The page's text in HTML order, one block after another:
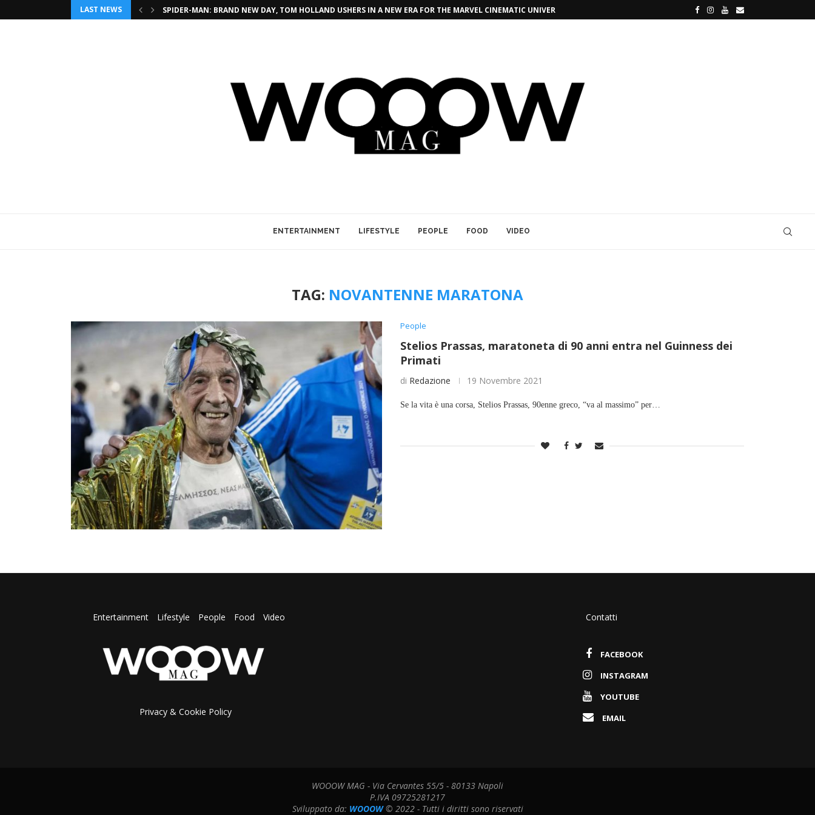
LAST NEWS SPIDER-MAN: BRAND NEW DAY, TOM HOLLAND USHERS IN A NEW ERA FOR THE MARVEL CINEMATIC UNIVERSE SANREMO, I 5 FUORIPROGRAMMA PIÙ
ENTERTAINMENT LIFESTYLE PEOPLE FOOD VIDEO
TAG: NOVANTENNE MARATONA
People
Stelios Prassas, maratoneta di 90 anni entra nel Guinness dei
Primati
di Redazione 19 Novembre 2021
Se la vita è una corsa, Stelios Prassas, 90enne greco, “va al massimo” per…
Entertainment Lifestyle People Food Video
Privacy & Cookie Policy
Contatti
FACEBOOK
INSTAGRAM
YOUTUBE
EMAIL
WOOOW MAG - Via Cervantes 55/5 - 80133 Napoli
P.IVA 09725281217
Sviluppato da: WOOOW© 2022 - Tutti i diritti sono riservati